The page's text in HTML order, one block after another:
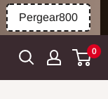
🚚全商品
0